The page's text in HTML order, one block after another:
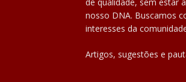
nosso DNA. Buscamos
interesses da
Artigos, sugestões e